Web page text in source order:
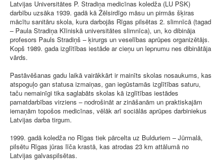
Latvijas Universitātes P. Stradiņa medicīnas koledža (LU PSK)
darbību uzsāka 1939. gadā kā Žēlsirdīgo māsu un pirmās šķiras
mācītu sanitāru skola, kura darbojās Rīgas pilsētas 2. slimnīcā (tagad
– Paula Stradiņa Klīniskā universitātes slimnīca), un, ko dibināja
profesors Pauls Stradiņš – ķirurgs un veselības aprūpes organizētājs.
Kopš 1989. gada izglītības iestāde ar cieņu un lepnumu nes dibinātāja
vārds.
Pastāvēšanas gadu laikā vairākkārt ir mainīts skolas nosaukums, kas
atspoguļo gan statusa izmaiņas, gan iegūstamās izglītības saturu,
taču nemainīgi tika saglabāts skolas kā izglītības iestādes
pamatdarbības virziens – nodrošināt ar zināšanām un praktiskajām
iemaņām topošos medicīnas, vēlāk arī sociālās aprūpes darbiniekus
Latvijas darba tirgum.
1999. gadā koledža no Rīgas tiek pārcelta uz Bulduriem – Jūrmalā,
pilsētu Rīgas jūras līča krastā, kas atrodas 23 km attālumā no
Latvijas galvaspilsētas.